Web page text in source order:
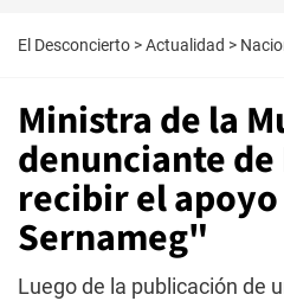
El Desconcierto >Actualidad >
Ministra de la
denunciante
recibir el
Sernameg"
Luego de la publicación de